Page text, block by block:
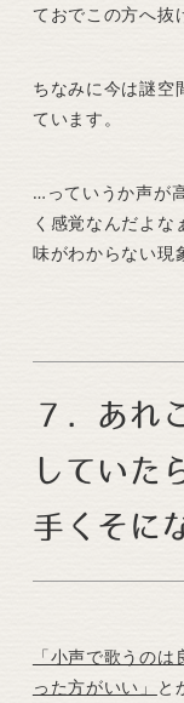
ておでこの方へ抜
ちなみに今は謎空
ています。
…っていうか声が
く感覚なんだよ
味がわからない現
７．あれ
していた
手くそに
「小声で歌うのは
った方がいい」 と